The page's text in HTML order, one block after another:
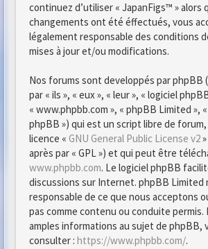
continuez d’utiliser « JapanFigs™ » alors
changements ont été éffectués, vous
légalement responsable des conditions
mises à jour et/ou modifications.
Nos forums sont developpés par phpBB
par « ils », « eux », « leur », « logiciel
« www.phpbb.com », « phpBB Limited »,
phpBB ») qui est un script libre de forum,
licence « GNU General Public License v2
après par « GPL ») et qui peut être
www.phpbb.com. Le logiciel phpBB
discussions sur Internet. phpBB Limited
responsable de ce que nous acceptons
pas comme contenu ou conduite permis.
amples informations au sujet de phpBB,
consulter : https://www.phpbb.com/.